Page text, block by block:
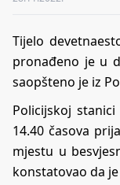
Tijelo
pronađeno je u
saopšteno je iz
Policijskoj
14.40 časova
mjestu u
konstatovao da